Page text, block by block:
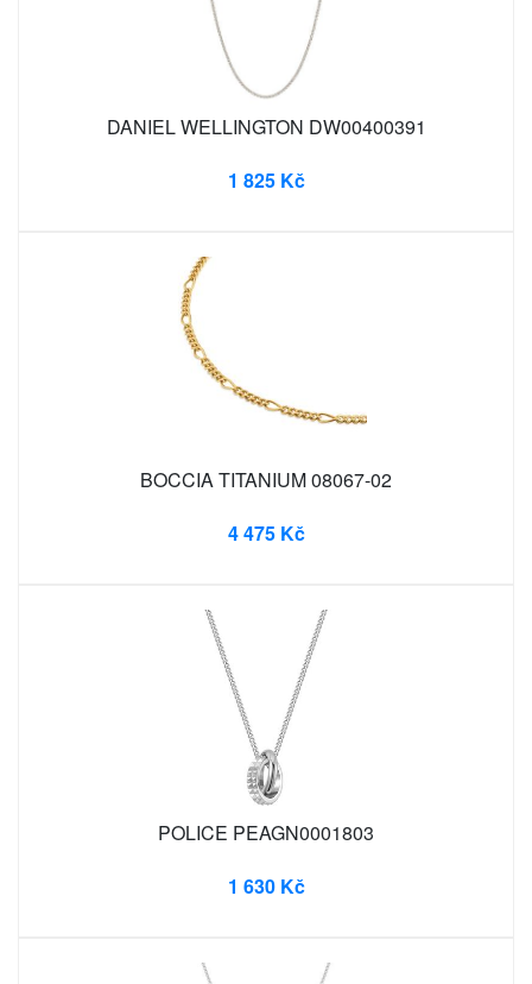
DANIEL WELLINGTON DW00400391
1 825 Kč
BOCCIA TITANIUM 08067-02
4 475 Kč
POLICE PEAGN0001803
1 630 Kč